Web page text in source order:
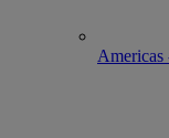
Americas